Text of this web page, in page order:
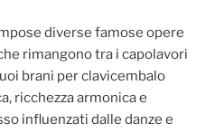
diverse famose opere
rimangono tra i capolavori
brani per clavicembalo
ricchezza armonica e
influenzati dalle danze e